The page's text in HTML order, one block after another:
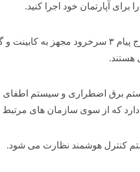
برای آپارتمان خود اجرا کنید.
· واحدهای آپارتمانی برج پیام ۳
هستند.
برق اضطراری و سیستم
کنترل هوشمند نظارت می شود.